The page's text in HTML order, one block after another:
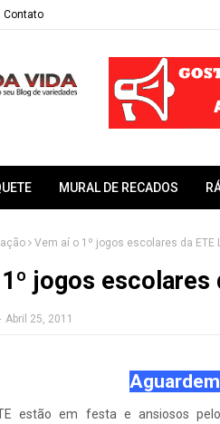
Contato
MURAL DE RECADOS
Vem aí o 1º jogos escolares da ETE
jogos escolares
Abril 25, 2011
estão em festa e ansiosos